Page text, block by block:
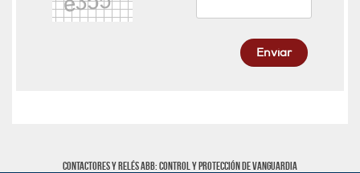
Enviar
Contactores y Relés ABB: Control y Protección de Vanguardia